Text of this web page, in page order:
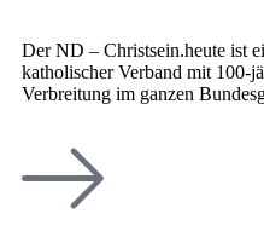
Der ND – Christsein.heute ist
katholischer Verband mit 100-
Verbreitung im ganzen